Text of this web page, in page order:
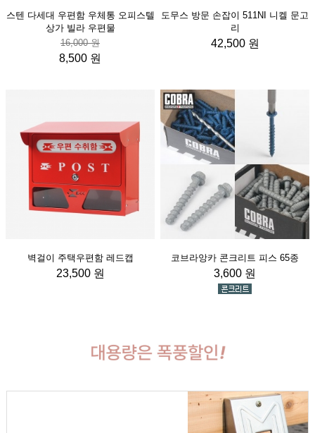
스텐 다세대 우편함 우체통 오피스텔
상가 빌라 우편물
16,000 원
8,500 원
도무스 방문 손잡이 511NI 니켈 문고
리
42,500 원
벽걸이 주택우편함 레드캡
23,500 원
코브라앙카 콘크리트 피스 65종
3,600 원